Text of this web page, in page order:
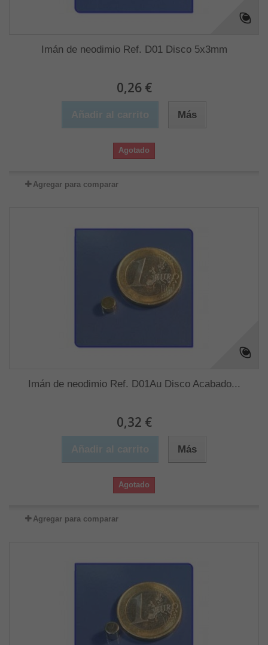
Imán de neodimio Ref. D01 Disco 5x3mm
0,26 €
Más
Agotado
Agregar para comparar
Imán de neodimio Ref. D01Au Disco Acabado...
0,32 €
Más
Agotado
Agregar para comparar